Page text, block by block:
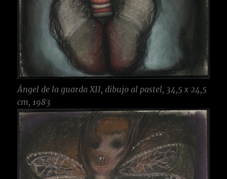
Ángel de la guarda XII, dibujo al pastel, 34,5 x 24,5
cm, 1983